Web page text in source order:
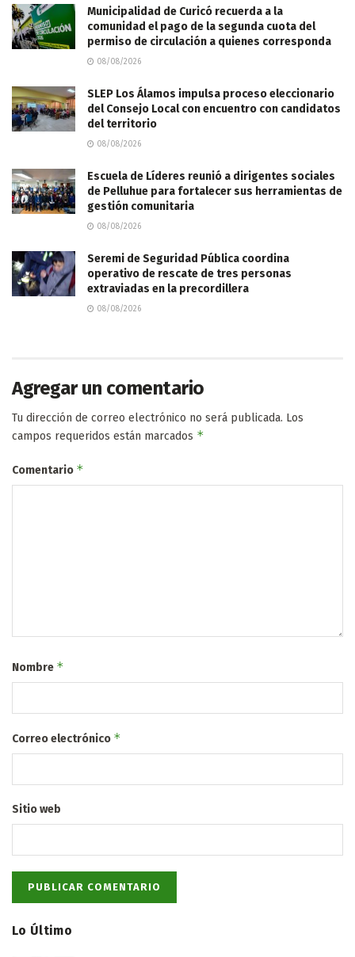
Municipalidad de Curicó recuerda a la
comunidad el pago de la segunda cuota del
permiso de circulación a quienes corresponda
08/08/2026
SLEP Los Álamos impulsa proceso eleccionario
del Consejo Local con encuentro con candidatos
del territorio
08/08/2026
Escuela de Líderes reunió a dirigentes sociales
de Pelluhue para fortalecer sus herramientas de
gestión comunitaria
08/08/2026
Seremi de Seguridad Pública coordina
operativo de rescate de tres personas
extraviadas en la precordillera
08/08/2026
Agregar un comentario
Tu dirección de correo electrónico no será publicada. Los
campos requeridos están marcados *
Comentario *
Nombre *
Correo electrónico *
Sitio web
Lo Último